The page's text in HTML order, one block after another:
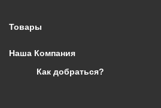
Товары
Наша Компания
Как добраться?